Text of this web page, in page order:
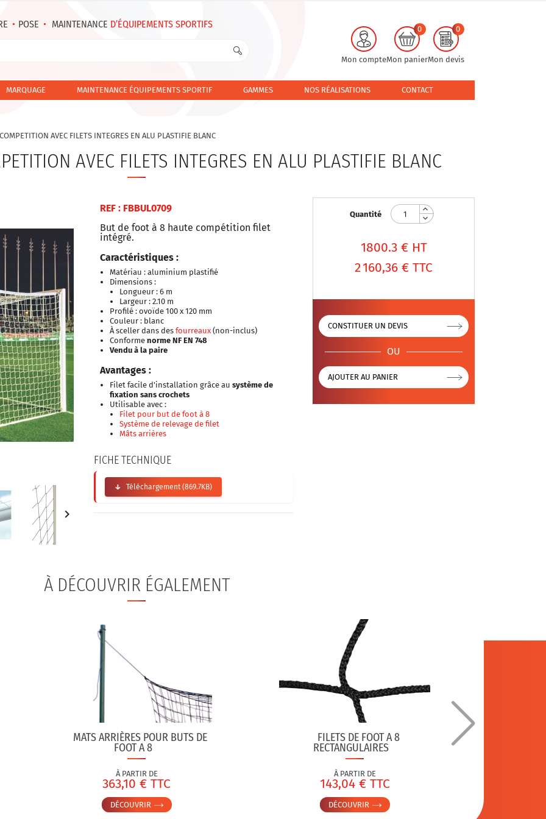
• POSE • MAINTENANCE D’ÉQUIPEMENTS SPORTIFS
Mon compteMon panier
0
Mon devis
0
MARQUAGE MAINTENANCE ÉQUIPEMENTS SPORTIF GAMMES NOS RÉALISATIONS CONTACT
AVEC FILETS INTEGRES EN ALU PLASTIFIE BLANC
AVEC FILETS INTEGRES EN ALU PLASTIFIE BLANC

REF : FBBUL0709
But de foot à 8 haute compétition filet
intégré.
Caractéristiques :
Matériau : aluminium plastifié
Dimensions :
Longueur : 6 m
Largeur : 2.10 m
Profilé : ovoïde 100 x 120 mm
Couleur : blanc
À sceller dans desfourreaux (non-inclus)
Conformenorme NF EN 748
Vendu à la paire
Avantages :
Filet facile d'installation grâce ausystème de
fixation sans crochets
Utilisable avec :
Filet pour but de foot à 8
Système de relevage de filet
Mâts arrières
FICHE TECHNIQUE
Téléchargement (869.7KB)
Quantité
1800.3 € HT
2 160,36 € TTC
CONSTITUER UN DEVIS
OU
AJOUTER AU PANIER
À DÉCOUVRIR ÉGALEMENT
MATS ARRIÈRES POUR BUTS DE
FOOT A 8
À PARTIR DE
363,10 € TTC
DÉCOUVRIR
FILETS DE FOOT A 8
RECTANGULAIRES
À PARTIR DE
143,04 € TTC
DÉCOUVRIR